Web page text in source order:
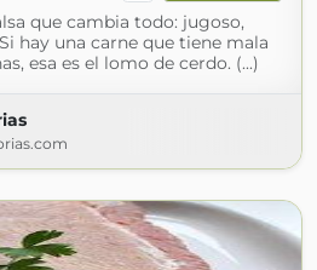
que cambia todo: jugoso,
hay una carne que tiene mala
esa es el lomo de cerdo. (...)